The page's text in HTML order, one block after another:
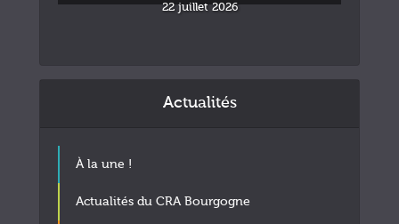
22 juillet 2026
Actualités
À la une !
Actualités du CRA Bourgogne